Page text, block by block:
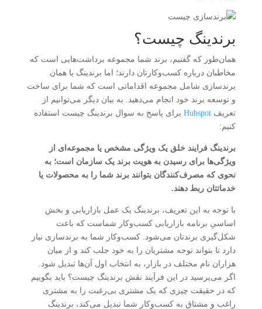
برندینگ چیست؟
همان‌طور که گفتیم، برند شما مجموعه برداشت‌هایی است که
مخاطبان درباره کسب‌وکارتان دارند؛ اما برندینگ یا همان
برندسازی شامل مجموعه اقداماتی است که شما برای ساخت
و توسعه برند خود انجام می‌دهید. به بیان دیگر می‌توانیم از
تعریف Hubspotبرای پاسخ به سوال برندینگ چیست استفاده
کنیم:
برندینگ فرایند خلق یک ویژگی مشخص یا مجموعه‌ای از
ویژگی‌ها برای رسیدن به هویت برند یک سازمان است؛ به
نحوی که مصرف‌کنندگان بتوانند برند شما را به محصولات یا
خدماتتان ربط دهند.
با توجه به این تعریف، برندینگ یک عمل بازاریابی و بخش
اساسیِ برنامه بازاریابی کسب‌وکار شماست که باعث
شکل‌گیری برندتان می‌شود. کسب‌وکار شما به برندسازی نیاز
دارد تا بتواند توجه مشتریان را به خود جلب کند و از میان
هزاران نام مختلف در بازار، به انتخاب اول آن‌ها تبدیل شود.
اگر می‌پرسید در این فرآیند نقش برندینگ چیست؟ باید بگوییم
که در حقیقت چیزی که یک مشتری بی‌رغبت را به مشتری
راغب و مشتاق به کسب‌وکار شما تبدیل می‌کند، برندینگ